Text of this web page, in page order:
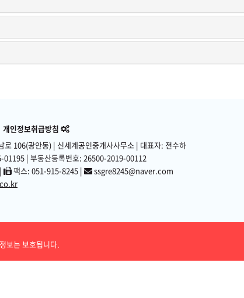
개인정보취급방침
로 106(광안동) | 신세계공인중개사사무소 | 대표자: 전수하
01195 | 부동산등록번호: 26500-2019-00112
팩스: 051-915-8245 |
ssgre8245@naver.com
보는 보호됩니다.